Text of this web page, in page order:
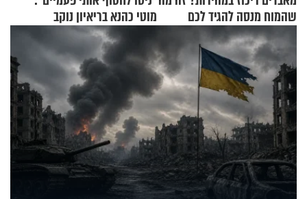
שהמוח מנסה להגיד לכם
מוטי כהנא בריאיון נוקב